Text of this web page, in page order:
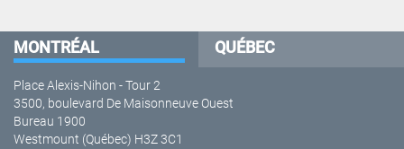
MONTRÉAL QUÉBEC
Place Alexis-Nihon - Tour 2
3500, boulevard De Maisonneuve Ouest
Bureau 1900
Westmount (Québec) H3Z 3C1